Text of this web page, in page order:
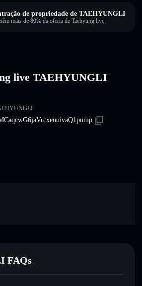
de propriedade de TAEHYUNGLI
mais de 80% da oferta de Taehyung live.
live TAEHYUNGLI
FAQs